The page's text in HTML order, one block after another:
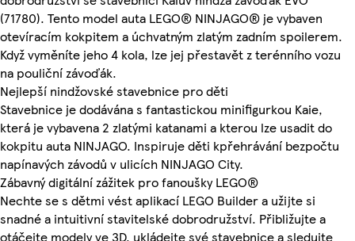
(71780). Tento model auta LEGO® NINJAGO® je vybaven
otevíracím kokpitem a úchvatným zlatým zadním spoilerem.
Když vyměníte jeho 4 kola, lze jej přestavět z terénního vozu
na pouliční závoďák.
Nejlepší nindžovské stavebnice pro děti
Stavebnice je dodávána s fantastickou minifigurkou Kaie,
která je vybavena 2 zlatými katanami a kterou lze usadit do
kokpitu auta NINJAGO. Inspiruje děti kpřehrávání bezpočtu
napínavých závodů v ulicích NINJAGO City.
Zábavný digitální zážitek pro fanoušky LEGO®
Nechte se s dětmi vést aplikací LEGO Builder a užijte si
snadné a intuitivní stavitelské dobrodružství. Přibližujte a
otáčejte modely ve 3D, ukládejte své stavebnice a sledujte